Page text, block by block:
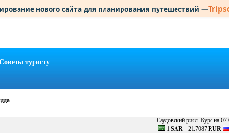
нового сайта для планирования путешествий —
Советы туристу
Саудовский риял. Курс на
1 SAR=21.7087RUR